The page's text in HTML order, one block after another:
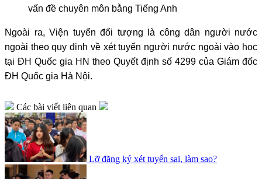
vấn đề chuyên môn bằng Tiếng Anh
Ngoài ra, Viện tuyển đối tượng là công dân người nước
ngoài theo quy định về xét tuyển người nước ngoài vào học
tại ĐH Quốc gia HN theo Quyết định số 4299 của Giám đốc
ĐH Quốc gia Hà Nội.
Các bài viết liên quan
Lỡ đăng ký xét tuyển sai, làm sao?